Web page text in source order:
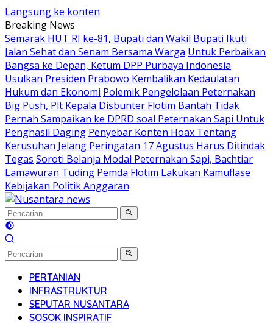
Langsung ke konten
Breaking News
Semarak HUT RI ke-81, Bupati dan Wakil Bupati Ikuti
Jalan Sehat dan Senam Bersama Warga Untuk Perbaikan
Bangsa ke Depan, Ketum DPP Purbaya Indonesia
Usulkan Presiden Prabowo Kembalikan Kedaulatan
Hukum dan Ekonomi Polemik Pengelolaan Peternakan
Big Push, Plt Kepala Disbunter Flotim Bantah Tidak
Pernah Sampaikan ke DPRD soal Peternakan Sapi Untuk
Penghasil Daging Penyebar Konten Hoax Tentang
Kerusuhan Jelang Peringatan 17 Agustus Harus Ditindak
Tegas Soroti Belanja Modal Peternakan Sapi, Bachtiar
Lamawuran Tuding Pemda Flotim Lakukan Kamuflase
Kebijakan Politik Anggaran
PERTANIAN
INFRASTRUKTUR
SEPUTAR NUSANTARA
SOSOK INSPIRATIF